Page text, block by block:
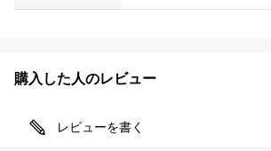
購入した人のレビュー
レビューを書く